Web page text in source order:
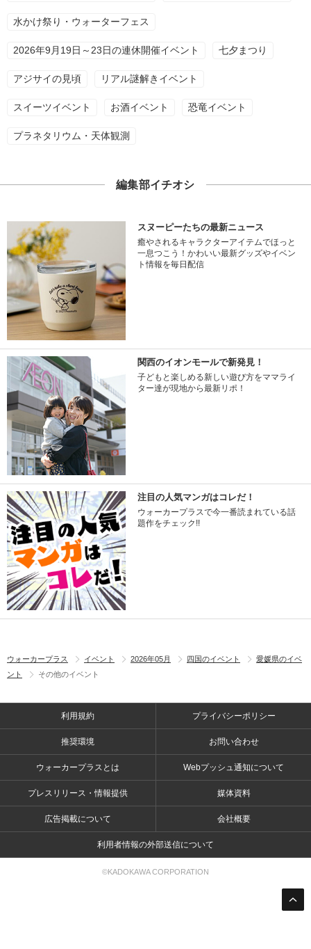
水かけ祭り・ウォーターフェス
2026年9月19日～23日の連休開催イベント 七夕まつり
アジサイの見頃 リアル謎解きイベント
スイーツイベント お酒イベント 恐竜イベント
プラネタリウム・天体観測
編集部イチオシ
スヌーピーたちの最新ニュース
癒やされるキャラクターアイテムでほっと
一息つこう！かわいい最新グッズやイベン
ト情報を毎日配信
関西のイオンモールで新発見！
子どもと楽しめる新しい遊び方をママライ
ター達が現地から最新リポ！
注目の人気マンガはコレだ！
ウォーカープラスで今一番読まれている話
題作をチェック!!
ウォーカープラス イベント 2026年05月 四国のイベント
愛媛県のイベ
ント
その他のイベント
利用規約 プライバシーポリシー
推奨環境 お問い合わせ
ウォーカープラスとは Webプッシュ通知について
プレスリリース・情報提供 媒体資料
広告掲載について 会社概要
利用者情報の外部送信について
©KADOKAWA CORPORATION